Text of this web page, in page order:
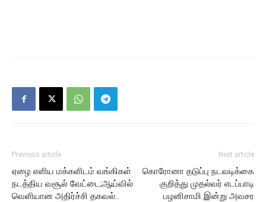
Previous article
ஏழை எளிய மக்களிடம் வங்கிகள்
நடத்திய வசூல் வேட்டை;ஆய்வில்
வெளியான அதிர்ச்சி தகவல்..
Next article
கொரோனா தடுப்பு நடவடிக்கை
குறித்து முதல்வர் எடப்பாடி
பழனிசாமி இன்று அவசர